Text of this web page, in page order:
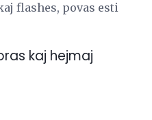
flashes, povas esti
kaj hejmaj